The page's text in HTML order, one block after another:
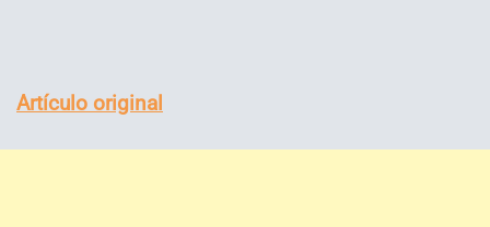
Artículo original